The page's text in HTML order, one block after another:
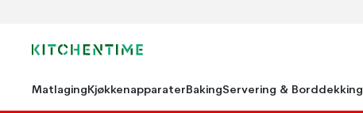
MatlagingKjøkkenapparaterBakingServering & Borddekking